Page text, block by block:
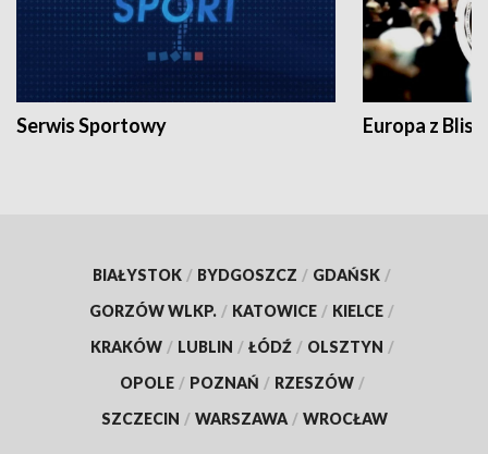
Serwis Sportowy Europa z
BIAŁYSTOK / BYDGOSZCZ / GDAŃSK /
GORZÓW WLKP. / KATOWICE / KIELCE /
KRAKÓW / LUBLIN / ŁÓDŹ / OLSZTYN /
OPOLE / POZNAŃ / RZESZÓW /
SZCZECIN / WARSZAWA / WROCŁAW